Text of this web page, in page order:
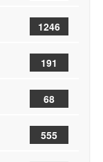
1246
191
68
555